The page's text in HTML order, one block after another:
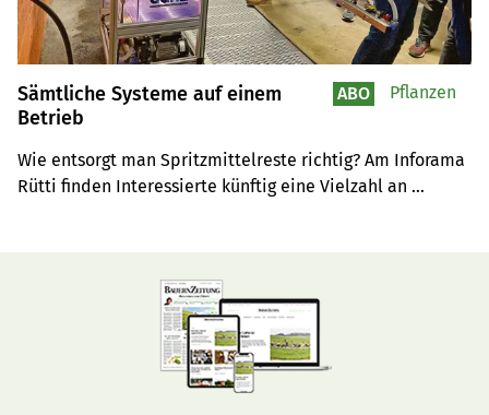
Sämtliche Systeme auf einem
Betrieb
Wie entsorgt man Spritzmittelreste richtig? Am Inforama
Rütti finden Interessierte künftig eine Vielzahl an
ABO Pflanzen